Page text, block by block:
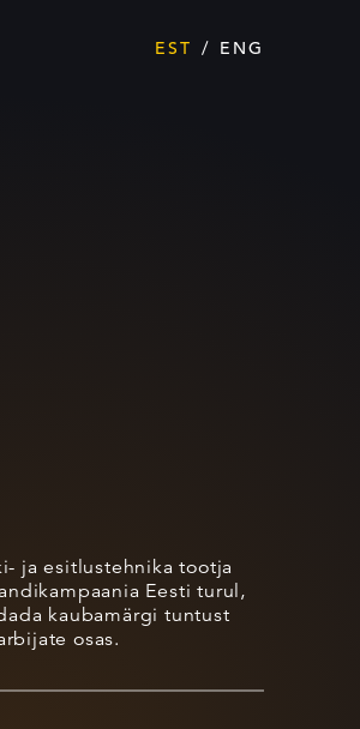
EST ENG
ja esitlustehnika tootja
Eesti turul,
kaubamärgi tuntust
osas.